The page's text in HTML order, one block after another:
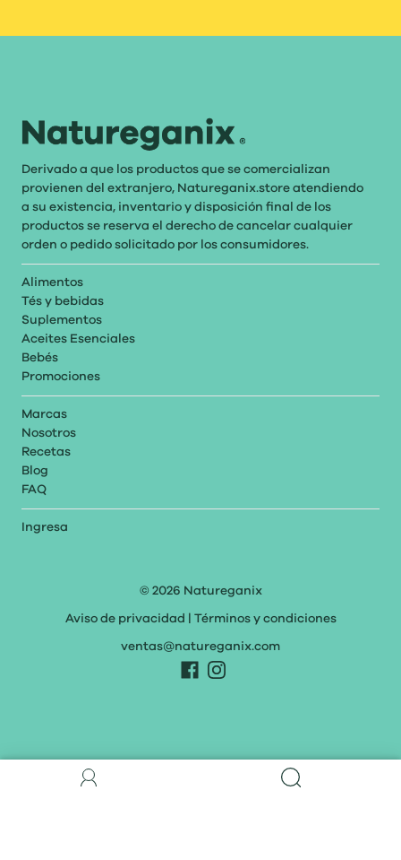
Derivado a que los productos que se comercializan
provienen del extranjero, Natureganix.store atendiendo
a su existencia, inventario y disposición final de los
productos se reserva el derecho de cancelar cualquier
orden o pedido solicitado por los consumidores.
Alimentos
Tés y bebidas
Suplementos
Aceites Esenciales
Bebés
Promociones
Marcas
Nosotros
Recetas
Blog
FAQ
Ingresa
© 2026 Natureganix
Aviso de privacidad Términos y condiciones
ventas@natureganix.com